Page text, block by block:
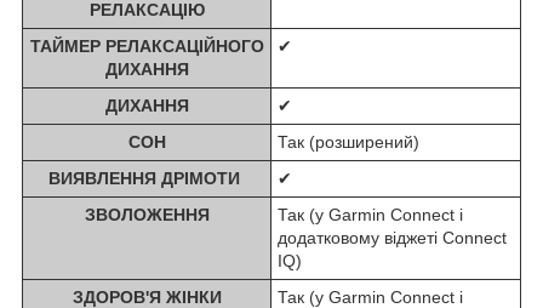
РЕЛАКСАЦІЮ
ТАЙМЕР РЕЛАКСАЦІЙНОГО
ДИХАННЯ
✔
ДИХАННЯ
✔
СОН
Так (розширений)
ВИЯВЛЕННЯ ДРІМОТИ
✔
ЗВОЛОЖЕННЯ
Так (у Garmin Connect і
додатковому віджеті Connect
IQ)
ЗДОРОВ'Я ЖІНКИ
Так (у Garmin Connect і